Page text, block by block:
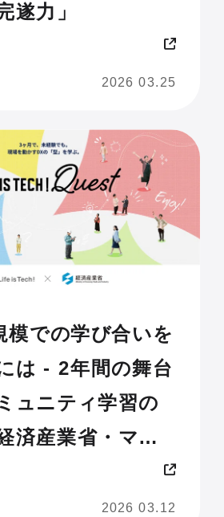
遂力」
2026 03.25
模での学び合いを
は - 2年間の舞台
ュニティ学習の
済産業省・マナ
実施レポート】
2026 03.12